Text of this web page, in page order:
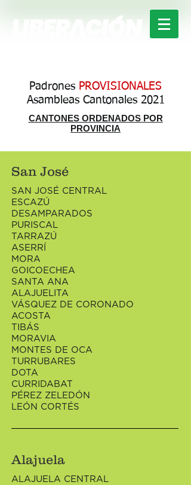
Padrones PROVISIONALES
Asambleas Cantonales 2021
CANTONES ORDENADOS POR
PROVINCIA
San José
SAN JOSÉ CENTRAL
ESCAZÚ
DESAMPARADOS
PURISCAL
TARRAZÚ
ASERRÍ
MORA
GOICOECHEA
SANTA ANA
ALAJUELITA
VÁSQUEZ DE CORONADO
ACOSTA
TIBÁS
MORAVIA
MONTES DE OCA
TURRUBARES
DOTA
CURRIDABAT
PÉREZ ZELEDÓN
LEÓN CORTÉS
Alajuela
ALAJUELA CENTRAL